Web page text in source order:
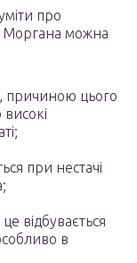
про
можна
причиною цього
при нестачі
відбувається
в